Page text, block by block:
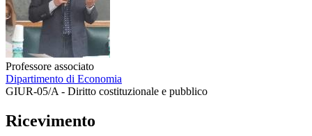
Professore associato
Dipartimento di Economia
GIUR-05/A - Diritto costituzionale e pubblico
Ricevimento